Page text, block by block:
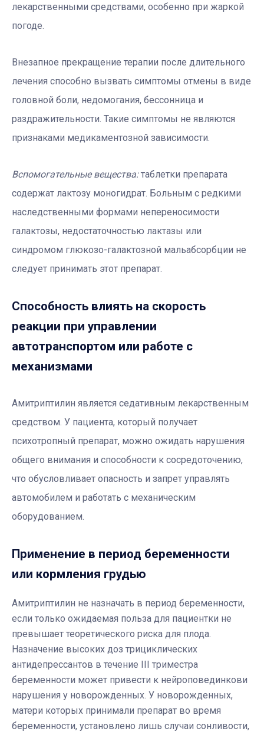
лекарственными средствами, особенно при жаркой
погоде.
Внезапное прекращение терапии после длительного
лечения способно вызвать симптомы отмены в виде
головной боли, недомогания, бессонница и
раздражительности. Такие симптомы не являются
признаками медикаментозной зависимости.
Вспомогательные вещества:таблетки препарата
содержат лактозу моногидрат. Больным с редкими
наследственными формами непереносимости
галактозы, недостаточностью лактазы или
синдромом глюкозо-галактозной мальабсорбции не
следует принимать этот препарат.
Способность влиять на скорость
реакции при управлении
автотранспортом или работе с
механизмами
Амитриптилин является седативным лекарственным
средством. У пациента, который получает
психотропный препарат, можно ожидать нарушения
общего внимания и способности к сосредоточению,
что обусловливает опасность и запрет управлять
автомобилем и работать с механическим
оборудованием.
Применение в период беременности
или кормления грудью
Амитриптилин не назначать в период беременности,
если только ожидаемая польза для пациентки не
превышает теоретического риска для плода.
Назначение высоких доз трициклических
антидепрессантов в течение III триместра
беременности может привести к нейроповединкови
нарушения у новорожденных. У новорожденных,
матери которых принимали препарат во время
беременности, установлено лишь случаи сонливости,